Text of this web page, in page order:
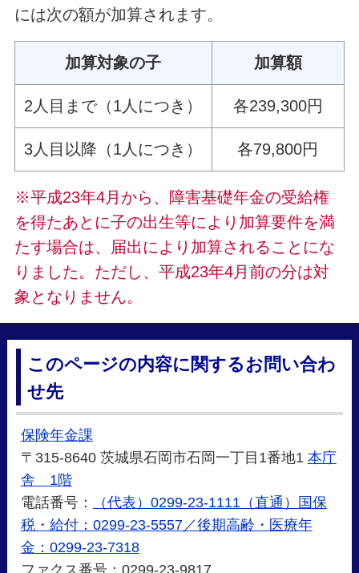
には次の額が加算されます。
加算対象の子 加算額
2人目まで（1人につき） 各239,300円
3人目以降（1人につき） 各79,800円
※平成23年4月から、障害基礎年金の受給権
を得たあとに子の出生等により加算要件を満
たす場合は、届出により加算されることにな
りました。ただし、平成23年4月前の分は対
象となりません。
このページの内容に関するお問い合わ
せ先
保険年金課
〒315-8640 茨城県石岡市石岡一丁目1番地1 本庁
舎 1階
電話番号：
（代表）0299-23-1111（直通）国保
税・給付：0299-23-5557／後期高齢・医療年
金：0299-23-7318